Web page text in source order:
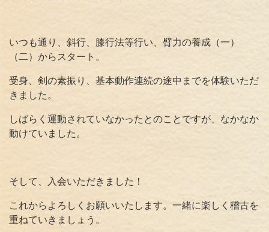
いつも通り、斜行、膝行法等行い、臂力の養成（一）
（二）からスタート。
受身、剣の素振り、基本動作連続の途中までを体験いただ
きました。
しばらく運動されていなかったとのことですが、なかなか
動けていました。
そして、入会いただきました！
これからよろしくお願いいたします。一緒に楽しく稽古を
重ねていきましょう。